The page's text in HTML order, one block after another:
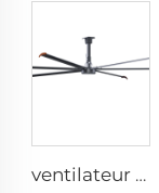
ventilateur industriel électrique de 7,3 m 24 pieds grand ventilateur HVLS pour fermes et entrepôts